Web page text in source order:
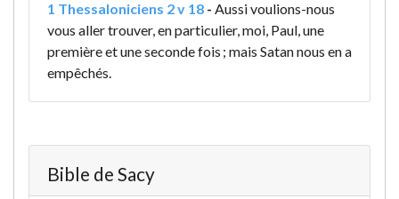
1 Thessaloniciens 2 v 18 - Aussi voulions-nous
vous aller trouver, en particulier, moi, Paul, une
première et une seconde fois ; mais Satan nous en a
empêchés.
Bible de Sacy